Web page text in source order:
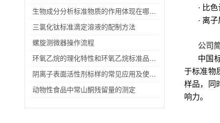
三氯化钛标准滴定溶液的配制方法
螺旋测微器操作流程
动物性食品中常山酮残留量的测定
· 比
· 离
公司
中国
于标准物
样品，同
响力。